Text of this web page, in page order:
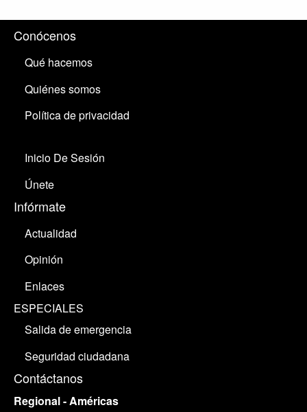
Conócenos
Qué hacemos
Quiénes somos
Política de privacidad
Inicio De Sesión
Únete
Infórmate
Actualidad
Opinión
Enlaces
ESPECIALES
Salida de emergencia
Seguridad ciudadana
Contáctanos
Regional - Américas